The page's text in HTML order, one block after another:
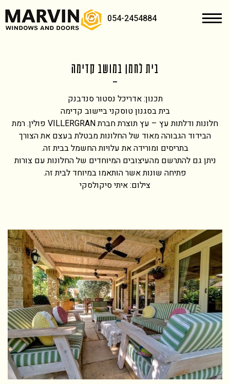
054-2454884
בית לחמן במושב קדימה
תכנון: אדריכל נסטור סנדבנק
בית בסגנון טוסקני ביישוב קדימה
חלונות ודלתות עץ – עץ תוצרת חברת VILLERGRAN פולין. רמת
הבידוד הגבוהה מאוד של החלונות מבטלת בעצם את הצורך
בתריסים ומורידה את עלויות החשמל בבית זה.
ניתן גם להתרשם מהעיצובים המיוחדים של החלונות עם צורות
פתיחה שונות אשר הותאמו במיוחד לבית זה.
צילום: איתי סיקולסקי